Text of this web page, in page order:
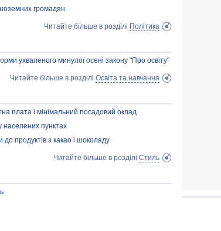
громадян
Читайте більше в розділі Політика
ухваленого минулої осені закону "Про освіту"
Читайте більше в розділі Освіта та навчання
плата і мінімальний посадовий оклад
населених пунктах
до продуктів з какао і шоколаду
Читайте більше в розділі Стиль